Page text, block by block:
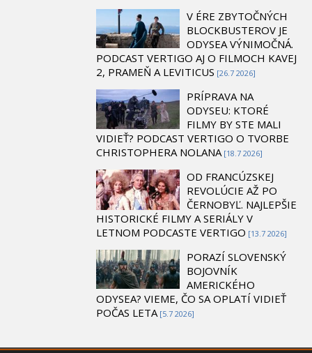
V ÉRE ZBYTOČNÝCH
BLOCKBUSTEROV JE
ODYSEA VÝNIMOČNÁ.
PODCAST VERTIGO AJ O FILMOCH KAVEJ
2, PRAMEŇ A LEVITICUS [26.7 2026]
PRÍPRAVA NA
ODYSEU: KTORÉ
FILMY BY STE MALI
VIDIEŤ? PODCAST VERTIGO O TVORBE
CHRISTOPHERA NOLANA [18.7 2026]
OD FRANCÚZSKEJ
REVOLÚCIE AŽ PO
ČERNOBYĽ. NAJLEPŠIE
HISTORICKÉ FILMY A SERIÁLY V
LETNOM PODCASTE VERTIGO [13.7 2026]
PORAZÍ SLOVENSKÝ
BOJOVNÍK
AMERICKÉHO
ODYSEA? VIEME, ČO SA OPLATÍ VIDIEŤ
POČAS LETA [5.7 2026]